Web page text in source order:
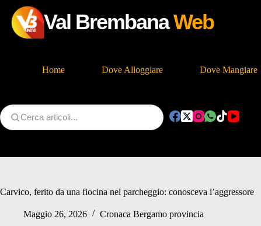
Val BrembanaWeb
Home Dove Alloggiare Dove Mangiare
Carvico, ferito da una fiocina nel parcheggio: conosceva l’aggressore
Maggio 26, 2026 Cronaca Bergamo provincia